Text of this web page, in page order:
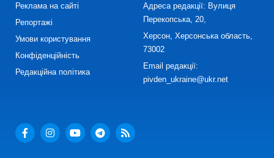
Реклама на сайті
Репортажі
Умови користування
Конфіденційність
Редакційна політика
Адреса редакції: Вулиця
Перекопська, 20,
Херсон, Херсонська область,
73002
Email редакції:
pivden_ukraine@ukr.net